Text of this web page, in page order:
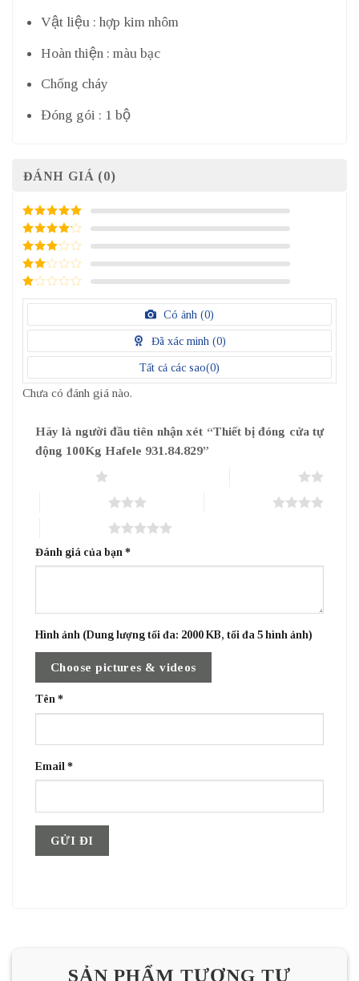
Vật liệu : hợp kim nhôm
Hoàn thiện : màu bạc
Chống cháy
Đóng gói : 1 bộ
ĐÁNH GIÁ (0)
5/ 5 điểm
4/ 5
điểm
3/ 5
điểm
2/
điểm
1
điểm
Có ảnh (0)
Đã xác minh (0)
Tất cả các sao(0)
Chưa có đánh giá nào.
Hãy là người đầu tiên nhận xét “Thiết bị đóng cửa tự
động 100Kg Hafele 931.84.829”
Đánh giá của bạn *
Hình ảnh (Dung lượng tối đa: 2000 KB, tối đa 5 hình ảnh)
Choose pictures & videos
Tên *
Email *
SẢN PHẨM TƯƠNG TỰ